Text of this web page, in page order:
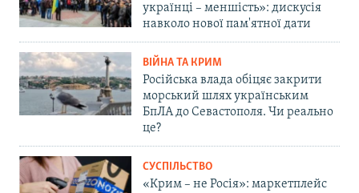
українці – меншість»: дискусія
навколо нової пам'ятної дати
ВІЙНА ТА КРИМ
Російська влада обіцяє закрити
морський шлях українським
БпЛА до Севастополя. Чи реально
це?
СУСПІЛЬСТВО
«Крим – не Росія»: маркетплейс